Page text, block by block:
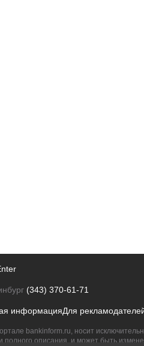
(343) 370-61-71
информацияДля
bankinform.ru, носит
описания, и может быть